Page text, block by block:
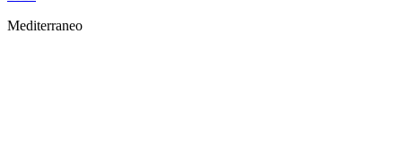
Mediterraneo